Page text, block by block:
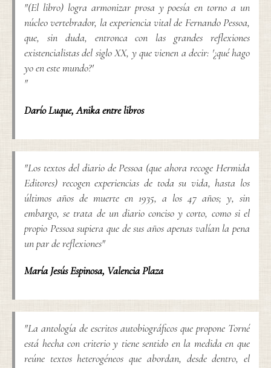
"(El libro) logra armonizar prosa y poesía en torno a un
núcleo vertebrador, la experiencia vital de Fernando Pessoa,
que, sin duda, entronca con las grandes reflexiones
existencialistas del siglo XX, y que vienen a decir: '¿qué hago
yo en este mundo?'
"
Darío Luque,Anika entre libros
"Los textos del diario de Pessoa (que ahora recoge Hermida
Editores) recogen experiencias de toda su vida, hasta los
últimos años de muerte en 1935, a los 47 años; y, sin
embargo, se trata de un diario conciso y corto, como si el
propio Pessoa supiera que de sus años apenas valían la pena
un par de reflexiones"
María Jesús Espinosa, Valencia Plaza
"La antología de escritos autobiográficos que propone Torné
está hecha con criterio y tiene sentido en la medida en que
reúne textos heterogéneos que abordan, desde dentro, el